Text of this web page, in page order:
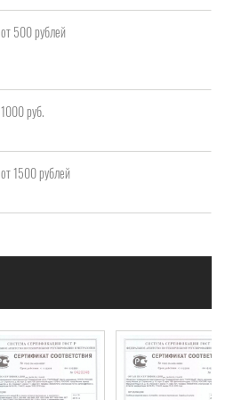
от 500 рублей
1000 руб.
от 1500 рублей